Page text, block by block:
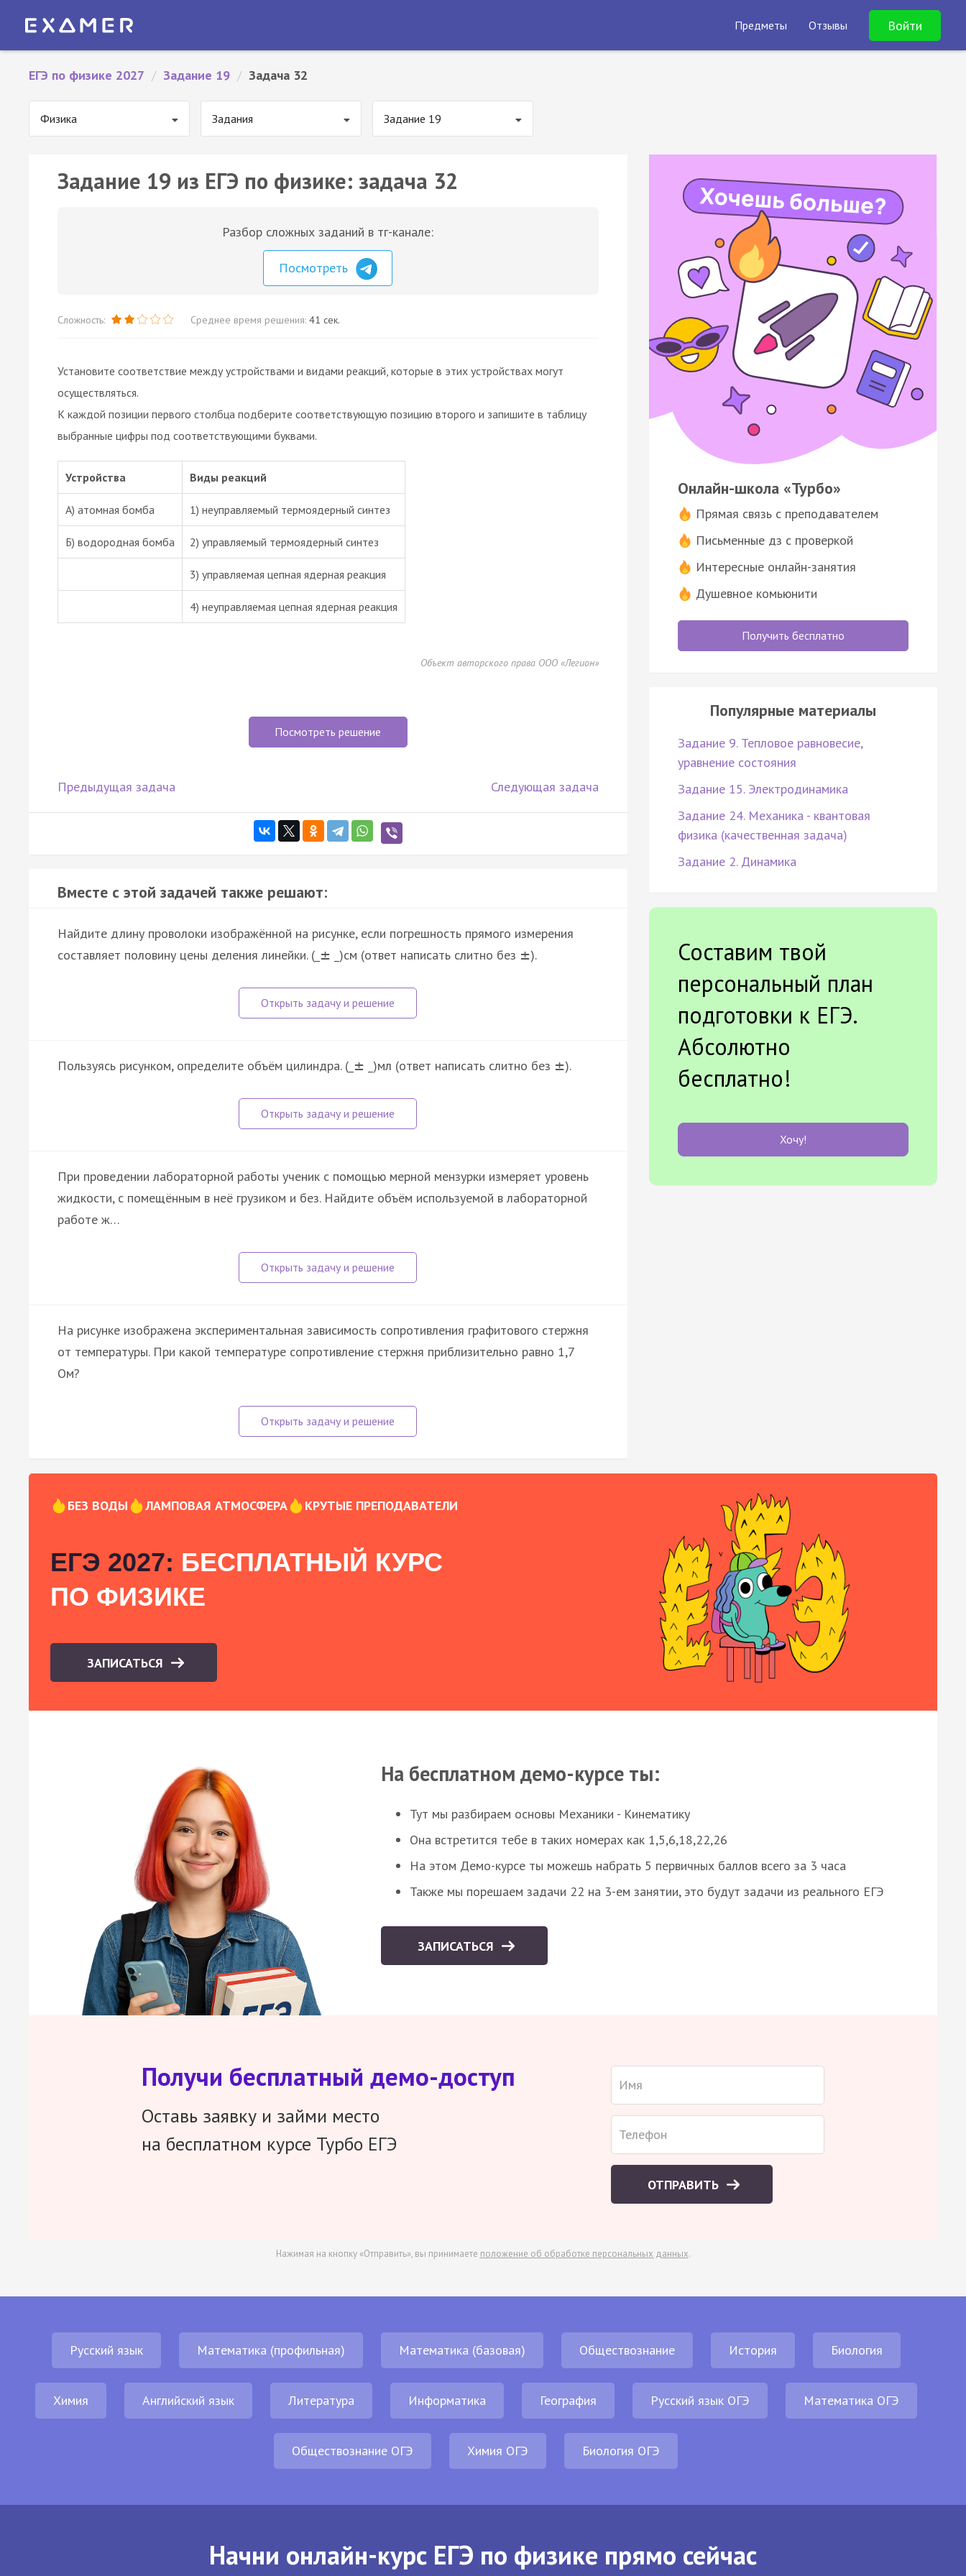
Предметы Отзывы Войти
ЕГЭ по физике 2027 / Задание 19 / Задача 32
Физика Задания Задание 19
Задание 19 из ЕГЭ по физике: задача 32
Разбор сложных заданий в тг-канале:
Посмотреть
Сложность: Среднее время решения: 41 сек.
Установите соответствие между устройствами и видами реакций, которые в этих устройствах могут
осуществляться.
К каждой позиции первого столбца подберите соответствующую позицию второго и запишите в таблицу
выбранные цифры под соответствующими буквами.
Устройства Виды реакций
А) атомная бомба 1) неуправляемый термоядерный синтез
Б) водородная бомба 2) управляемый термоядерный синтез
3) управляемая цепная ядерная реакция
4) неуправляемая цепная ядерная реакция
Объект авторского права ООО «Легион»
Посмотреть решение
Предыдущая задача Следующая задача
Вместе с этой задачей также решают:
Найдите длину проволоки изображённой на рисунке, если погрешность прямого измерения
составляет половину цены деления линейки. (_ ± _)см (ответ написать слитно без ±).
Пользуясь рисунком, определите объём цилиндра. (_ ± _)мл (ответ написать слитно без ±).
При проведении лабораторной работы ученик с помощью мерной мензурки измеряет уровень
жидкости, с помещённым в неё грузиком и без. Найдите объём используемой в лабораторной
работе ж…
На рисунке изображена экспериментальная зависимость сопротивления графитового стержня
от температуры. При какой температуре сопротивление стержня приблизительно равно 1,7
Ом?
Онлайн-школа «Турбо»
Прямая связь с преподавателем
Письменные дз с проверкой
Интересные онлайн-занятия
Душевное комьюнити
Получить бесплатно
Популярные материалы
Задание 9. Тепловое равновесие,
уравнение состояния
Задание 15. Электродинамика
Задание 24. Механика - квантовая
физика (качественная задача)
Задание 2. Динамика
Составим твой
персональный план
подготовки к ЕГЭ.
Абсолютно
бесплатно!
Хочу!
БЕЗ ВОДЫ ЛАМПОВАЯ АТМОСФЕРА КРУТЫЕ ПРЕПОДАВАТЕЛИ
ЕГЭ 2027: БЕСПЛАТНЫЙ КУРС
ПО ФИЗИКЕ
ЗАПИСАТЬСЯ
На бесплатном демо-курсе ты:
Тут мы разбираем основы Механики - Кинематику
Она встретится тебе в таких номерах как 1,5,6,18,22,26
На этом Демо-курсе ты можешь набрать 5 первичных баллов всего за 3 часа
Также мы порешаем задачи 22 на 3-ем занятии, это будут задачи из реального ЕГЭ
ЗАПИСАТЬСЯ
Получи бесплатный демо-доступ
Оставь заявку и займи место
на бесплатном курсе Турбо ЕГЭ
ОТПРАВИТЬ
Нажимая на кнопку «Отправить», вы принимаете положение об обработке персональных данных.
Русский язык Математика (профильная) Математика (базовая) Обществознание История Биология
Химия Английский язык Литература Информатика География Русский язык ОГЭ Математика ОГЭ
Обществознание ОГЭ Химия ОГЭ Биология ОГЭ
Начни онлайн-курс ЕГЭ по физике прямо сейчас